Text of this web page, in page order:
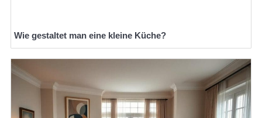
Wie gestaltet man eine kleine Küche?